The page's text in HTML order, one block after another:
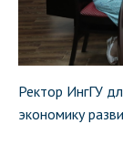
Ректор ИнгГУ
экономику